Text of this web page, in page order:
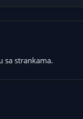
sa strankama.